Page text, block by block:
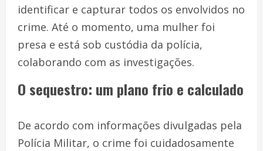
identificar e capturar todos os envolvidos no
crime. Até o momento, uma mulher foi
presa e está sob custódia da polícia,
colaborando com as investigações.
O sequestro: um plano frio e calculado
De acordo com informações divulgadas pela
Polícia Militar, o crime foi cuidadosamente